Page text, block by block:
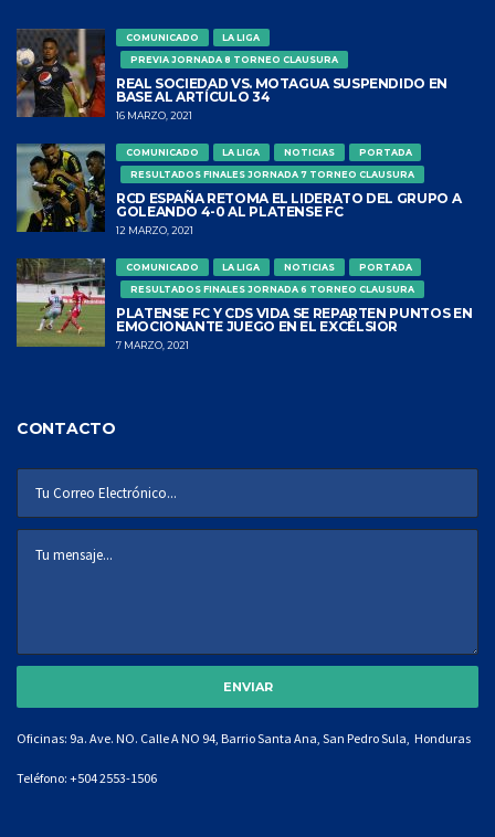
COMUNICADO
LA LIGA
PREVIA JORNADA 8 TORNEO CLAUSURA
REAL SOCIEDAD VS. MOTAGUA SUSPENDIDO EN
BASE AL ARTÍCULO 34
16 MARZO, 2021
COMUNICADO LA LIGA NOTICIAS
PORTADA
RESULTADOS FINALES JORNADA 7 TORNEO CLAUSURA
RCD ESPAÑA RETOMA EL LIDERATO DEL GRUPO A
GOLEANDO 4-0 AL PLATENSE FC
12 MARZO, 2021
COMUNICADO LA LIGA NOTICIAS
PORTADA
RESULTADOS FINALES JORNADA 6 TORNEO CLAUSURA
PLATENSE FC Y CDS VIDA SE REPARTEN PUNTOS EN
EMOCIONANTE JUEGO EN EL EXCÉLSIOR
7 MARZO, 2021
CONTACTO
Oficinas: 9a. Ave. NO. Calle A NO 94, Barrio Santa Ana, San Pedro Sula, Honduras
Teléfono: +504 2553-1506